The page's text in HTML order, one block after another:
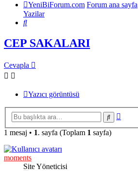
YeniBiForum.com Forum ana sayfa
Yazilar
Ara
CEP SAKALARI
Cevapla
Yazıcı görüntüsü
Ara
1 mesaj • 1. sayfa (Toplam 1 sayfa)
moments
Site Yöneticisi